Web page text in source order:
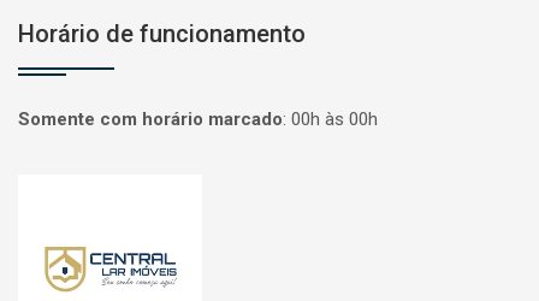
Horário de funcionamento
Somente com horário marcado: 00h às 00h